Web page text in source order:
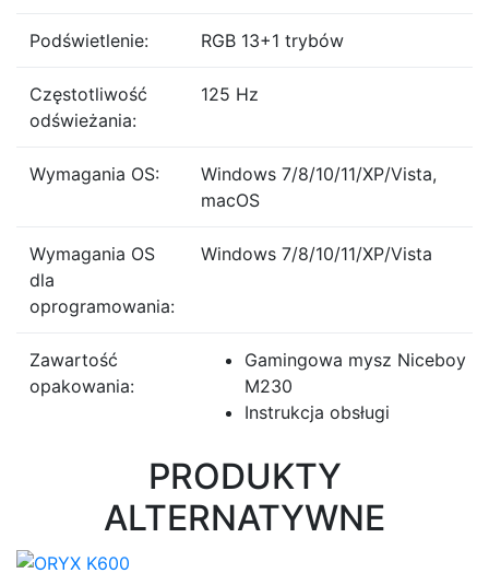
Podświetlenie: RGB 13+1 trybów
Częstotliwość
odświeżania:
125 Hz
Wymagania OS:
Windows 7/8/10/11/XP/Vista,
macOS
Wymagania OS
dla
oprogramowania:
Windows 7/8/10/11/XP/Vista
Zawartość
opakowania:
Gamingowa mysz Niceboy
M230
Instrukcja obsługi
PRODUKTY
ALTERNATYWNE